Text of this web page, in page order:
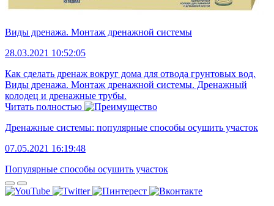
Виды дренажа. Монтаж дренажной системы
28.03.2021 10:52:05
Как сделать дренаж вокруг дома для отвода грунтовых вод.
Виды дренажа. Монтаж дренажной системы. Дренажный
колодец и дренажные трубы.
Читать полностью
Дренажные системы: популярные способы осушить участок
07.05.2021 16:19:48
Популярные способы осушить участок